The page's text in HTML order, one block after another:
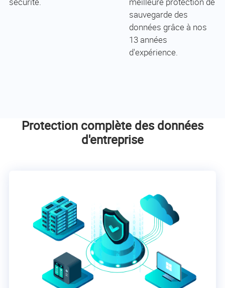
sauvegarde des
données grâce à nos
13 années
d'expérience.
Protection complète des données
d'entreprise